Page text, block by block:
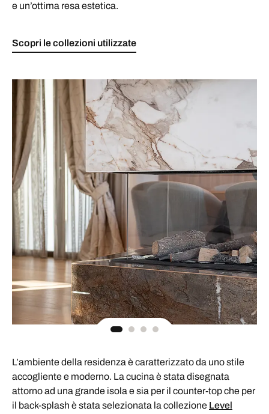
e un’ottima resa estetica.
Scopri le collezioni utilizzate
L’ambiente della residenza è caratterizzato da uno stile
accogliente e moderno. La cucina è stata disegnata
attorno ad una grande isola e sia per il counter-top che per
il back-splash è stata selezionata la collezione Level